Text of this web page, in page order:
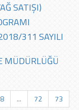
SATIŞI)
311 SAYILI
MÜDÜRLÜĞÜ
8 ... 72
73